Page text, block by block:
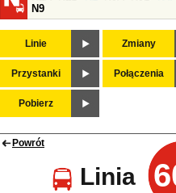
N9
Linie Zmiany
Przystanki Połączenia
Pobierz
Powrót
Linia